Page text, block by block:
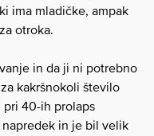
ima mladičke, ampak
otroka.
in da ji ni potrebno
kakršnokoli število
40-ih prolaps
in je bil velik